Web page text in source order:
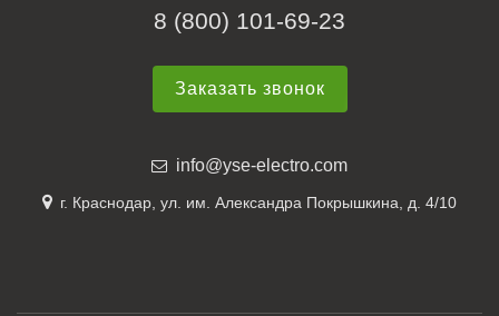
8 (800) 101-69-23
Заказать звонок
info@yse-electro.com
г. Краснодар, ул. им. Александра Покрышкина, д. 4/10